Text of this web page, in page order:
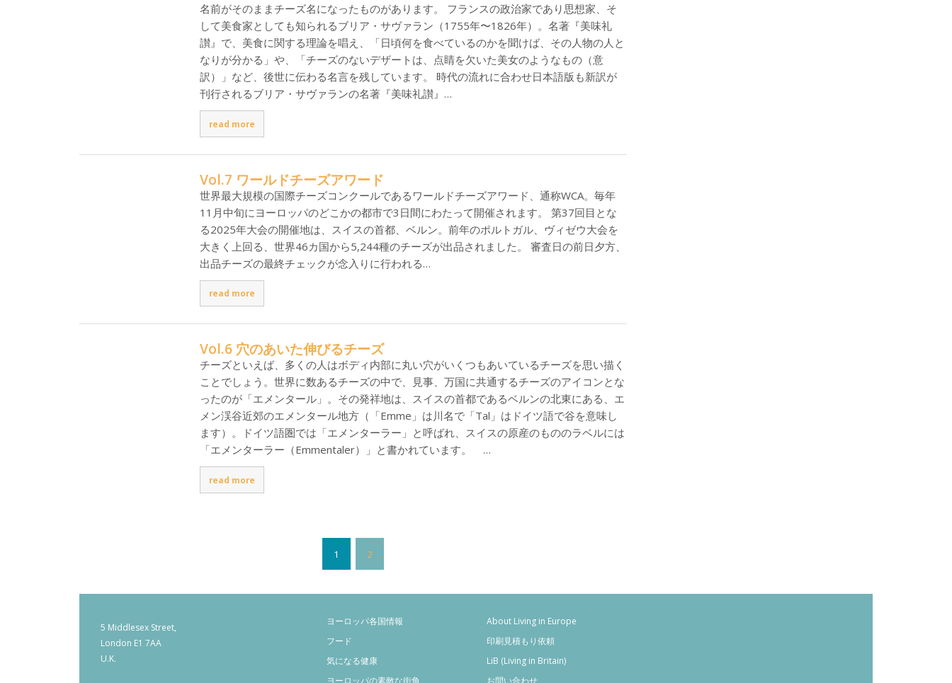
名前がそのままチーズ名になったものがあります。 フランスの政治家であり思想家、そ
して美食家としても知られるブリア・サヴァラン（1755年〜1826年）。名著『美味礼
讃』で、美食に関する理論を唱え、「日頃何を食べているのかを聞けば、その人物の人と
なりが分かる」や、「チーズのないデザートは、点睛を欠いた美女のようなもの（意
訳）」など、後世に伝わる名言を残しています。 時代の流れに合わせ日本語版も新訳が
刊行されるブリア・サヴァランの名著『美味礼讃』…
read more
Vol.7 ワールドチーズアワード
世界最大規模の国際チーズコンクールであるワールドチーズアワード、通称WCA。毎年
11月中旬にヨーロッパのどこかの都市で3日間にわたって開催されます。 第37回目とな
る2025年大会の開催地は、スイスの首都、ベルン。前年のポルトガル、ヴィゼウ大会を
大きく上回る、世界46カ国から5,244種のチーズが出品されました。 審査日の前日夕方、
出品チーズの最終チェックが念入りに行われる…
read more
Vol.6 穴のあいた伸びるチーズ
チーズといえば、多くの人はボディ内部に丸い穴がいくつもあいているチーズを思い描く
ことでしょう。世界に数あるチーズの中で、見事、万国に共通するチーズのアイコンとな
ったのが「エメンタール」。その発祥地は、スイスの首都であるベルンの北東にある、エ
メン渓谷近郊のエメンタール地方（「Emme」は川名で「Tal」はドイツ語で谷を意味し
ます）。ドイツ語圏では「エメンターラー」と呼ばれ、スイスの原産のもののラベルには
「エメンターラー（Emmentaler）」と書かれています。 …
read more
1 2
5 Middlesex Street,
London E1 7AA
U.K.
ヨーロッパ各国情報
フード
気になる健康
ヨーロッパの素敵な街角
About Living in Europe
印刷見積もり依頼
LiB (Living in Britain)
お問い合わせ